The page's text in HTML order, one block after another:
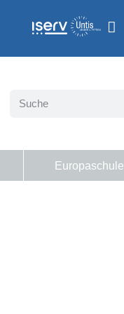
Europaschule